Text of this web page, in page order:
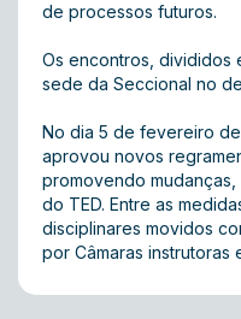
de processos futuros.
Os encontros, divididos
sede da Seccional no
No dia 5 de fevereiro
aprovou novos
promovendo
do TED. Entre as
disciplinares movidos
por Câmaras instrutoras